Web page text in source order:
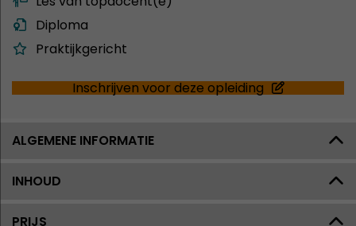
Diploma
Praktijkgericht
Inschrijven voor deze opleiding
ALGEMENE INFORMATIE
INHOUD
PRIJS